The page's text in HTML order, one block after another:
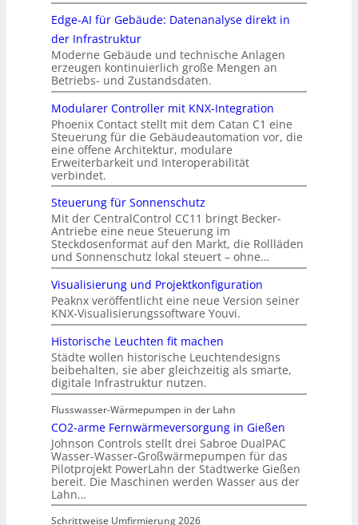
Edge-AI für Gebäude: Datenanalyse direkt in
der Infrastruktur
Moderne Gebäude und technische Anlagen
erzeugen kontinuierlich große Mengen an
Betriebs- und Zustandsdaten.
Modularer Controller mit KNX-Integration
Phoenix Contact stellt mit dem Catan C1 eine
Steuerung für die Gebäudeautomation vor, die
eine offene Architektur, modulare
Erweiterbarkeit und Interoperabilität
verbindet.
Steuerung für Sonnenschutz
Mit der CentralControl CC11 bringt Becker-
Antriebe eine neue Steuerung im
Steckdosenformat auf den Markt, die Rollläden
und Sonnenschutz lokal steuert – ohne…
Visualisierung und Projektkonfiguration
Peaknx veröffentlicht eine neue Version seiner
KNX-Visualisierungssoftware Youvi.
Historische Leuchten fit machen
Städte wollen historische Leuchtendesigns
beibehalten, sie aber gleichzeitig als smarte,
digitale Infrastruktur nutzen.
Flusswasser-Wärmepumpen in der Lahn
CO2-arme Fernwärmeversorgung in Gießen
Johnson Controls stellt drei Sabroe DualPAC
Wasser-Wasser-Großwärmepumpen für das
Pilotprojekt PowerLahn der Stadtwerke Gießen
bereit. Die Maschinen werden Wasser aus der
Lahn…
Schrittweise Umfirmierung 2026